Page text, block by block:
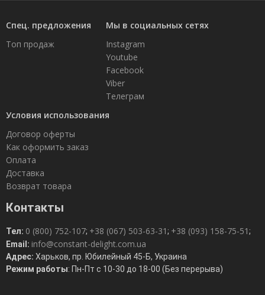
Спец. предложения
Топ продаж
Мы в социальных сетях
Instagram
Youtube
Facebook
Viber
Телеграм
Условия использования
Договор оферты
Как оформить заказ
Оплата
Доставка
Возврат товара
Контакты
Тел: 0 (800) 752-107; +38 (067) 503-63-31; +38 (093) 158-75-51;
Email: info@constant-delight.com.ua
Адрес: Харьков, пр. Юбилейный 45-Б, Украина
Режим работы: Пн-Пт с 10-30 до 18-00 (Без перерыва)